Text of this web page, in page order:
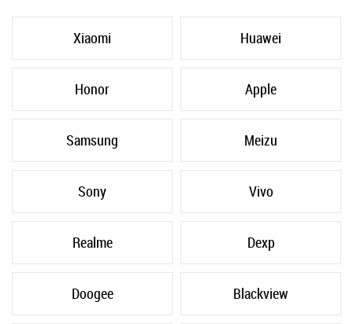
Xiaomi Huawei
Honor Apple
Samsung Meizu
Sony Vivo
Realme Dexp
Doogee Blackview